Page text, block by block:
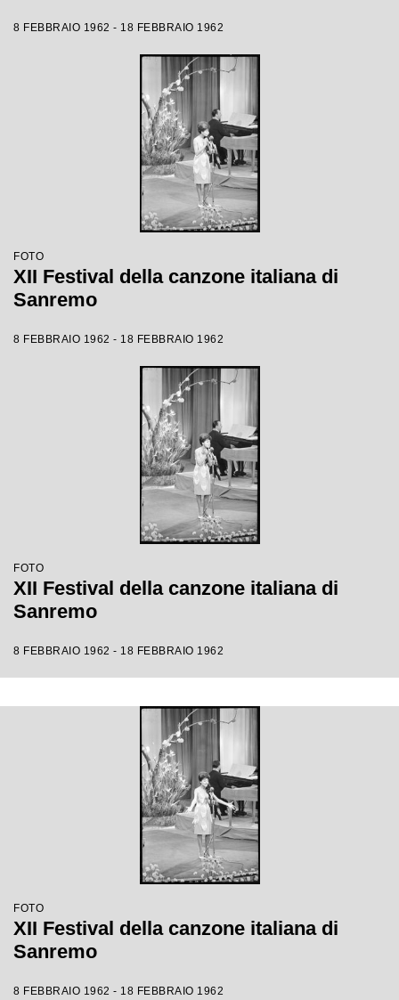
8 FEBBRAIO 1962 - 18 FEBBRAIO 1962
FOTO
XII Festival della canzone italiana di
Sanremo
8 FEBBRAIO 1962 - 18 FEBBRAIO 1962
FOTO
XII Festival della canzone italiana di
Sanremo
8 FEBBRAIO 1962 - 18 FEBBRAIO 1962
FOTO
XII Festival della canzone italiana di
Sanremo
8 FEBBRAIO 1962 - 18 FEBBRAIO 1962